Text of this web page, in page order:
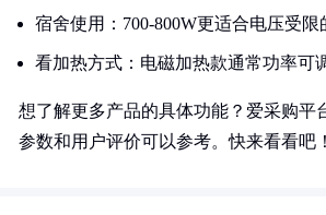
宿舍使用：700-800W更适合电压受限
看加热方式：电磁加热款通常功率可
想了解更多产品的具体功能？爱采购平
参数和用户评价可以参考。快来看看吧！